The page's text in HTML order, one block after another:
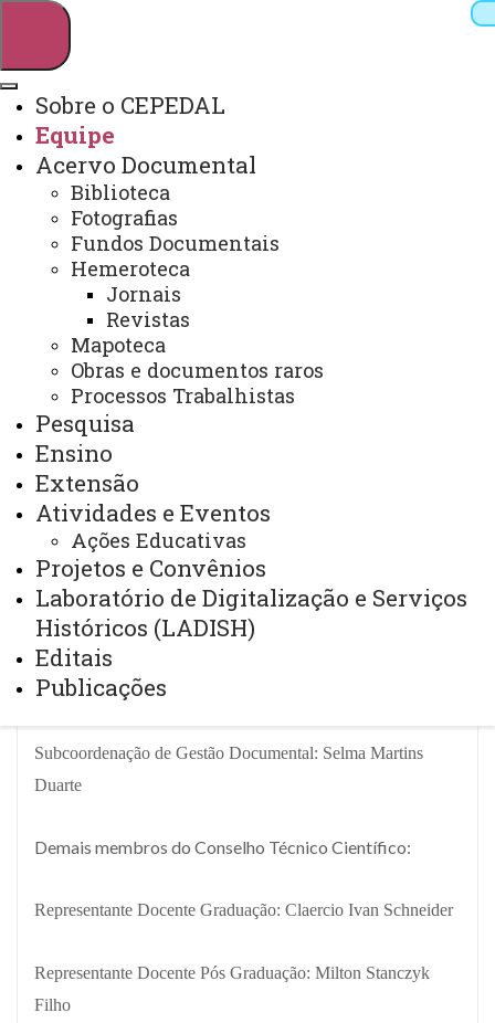
Webmail Sistemas
Arquivo Virtual
Sobre o CEPEDAL
Equipe
Acervo Documental
Biblioteca
Fotografias
Fundos Documentais
Hemeroteca
Jornais
Revistas
Mapoteca
Obras e documentos raros
Processos Trabalhistas
Pesquisa
Ensino
Extensão
Atividades e Eventos
Ações Educativas
Projetos e Convênios
Laboratório de Digitalização e Serviços
Históricos (LADISH)
Editais
Publicações
Equipe
Coordenadora : Profª. Dra.
Subcoordenação de Pesquisa: Moisés Antiqueira
Subcoordenação de Projetos e Publicações: Marcos Nestor
Stein
Subcoordenação de Gestão Documental: Selma Martins
Duarte
Demais membros do Conselho Técnico Científico:
Representante Docente Graduação: Claercio Ivan Schneider
Representante Docente Pós Graduação: Milton Stanczyk
Filho